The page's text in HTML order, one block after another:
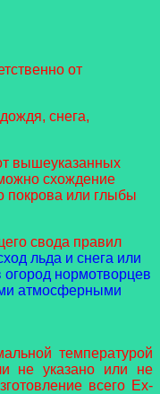
от
снега,
вышеуказанных
схождение
покрова или глыбы
свода правил
льда и снега или
нормотворцев
атмосферными
температурой
не указано или не
всего Ex-